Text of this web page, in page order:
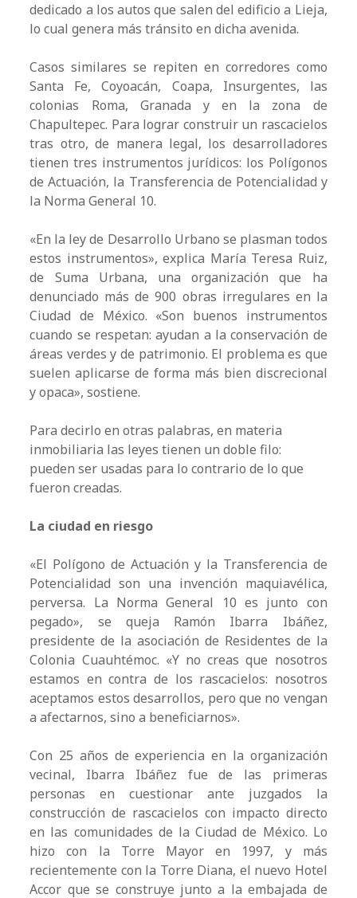
dedicado a los autos que salen del edificio a Lieja,
lo cual genera más tránsito en dicha avenida.
Casos similares se repiten en corredores como
Santa Fe, Coyoacán, Coapa, Insurgentes, las
colonias Roma, Granada y en la zona de
Chapultepec. Para lograr construir un rascacielos
tras otro, de manera legal, los desarrolladores
tienen tres instrumentos jurídicos: los Polígonos
de Actuación, la Transferencia de Potencialidad y
la Norma General 10.
«En la ley de Desarrollo Urbano se plasman todos
estos instrumentos», explica María Teresa Ruiz,
de Suma Urbana, una organización que ha
denunciado más de 900 obras irregulares en la
Ciudad de México. «Son buenos instrumentos
cuando se respetan: ayudan a la conservación de
áreas verdes y de patrimonio. El problema es que
suelen aplicarse de forma más bien discrecional
y opaca», sostiene.
Para decirlo en otras palabras, en materia
inmobiliaria las leyes tienen un doble filo:
pueden ser usadas para lo contrario de lo que
fueron creadas.
La ciudad en riesgo
«El Polígono de Actuación y la Transferencia de
Potencialidad son una invención maquiavélica,
perversa. La Norma General 10 es junto con
pegado», se queja Ramón Ibarra Ibáñez,
presidente de la asociación de Residentes de la
Colonia Cuauhtémoc. «Y no creas que nosotros
estamos en contra de los rascacielos: nosotros
aceptamos estos desarrollos, pero que no vengan
a afectarnos, sino a beneficiarnos».
Con 25 años de experiencia en la organización
vecinal, Ibarra Ibáñez fue de las primeras
personas en cuestionar ante juzgados la
construcción de rascacielos con impacto directo
en las comunidades de la Ciudad de México. Lo
hizo con la Torre Mayor en 1997, y más
recientemente con la Torre Diana, el nuevo Hotel
Accor que se construye junto a la embajada de